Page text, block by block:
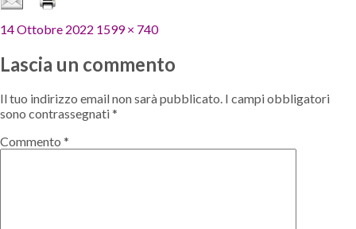
Pubblicato
14 Ottobre 2022 Dimensione
1599 × 740
Lascia un commento
Il tuo indirizzo email non sarà pubblicato. I campi obbligatori
sono contrassegnati*
Commento *